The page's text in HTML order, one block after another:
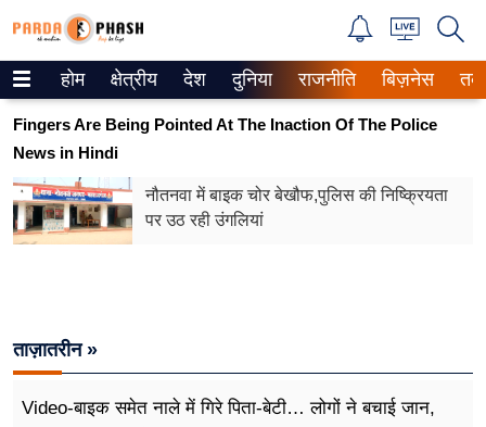
Trending on Google News
ePaper
वेब स्टोरीज
उत्तर प्रदेश
वीडियो
रिलेशनशिप
होम क्षेत्रीय देश दुनिया राजनीति बिज़नेस
Fingers Are Being Pointed At The Inaction Of The Police
News in Hindi
नौतनवा में बाइक चोर बेखौफ,पुलिस की निष्क्रियता
पर उठ रही उंगलियां
ताज़ातरीन »
Video-बाइक समेत नाले में गिरे पिता-बेटी… लोगों ने बचाई जान,